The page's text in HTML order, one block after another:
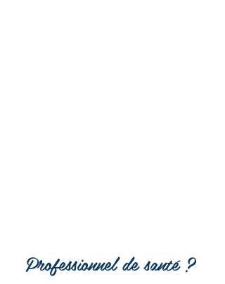
Professionnel de santé ?